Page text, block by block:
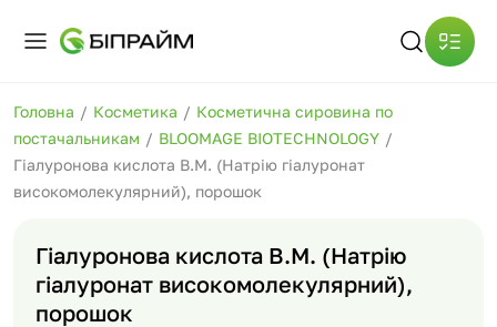
Головна / Косметика / Косметична сировина по
постачальникам / BLOOMAGE BIOTECHNOLOGY /
Гіалуронова кислота В.М. (Натрію гіалуронат
високомолекулярний), порошок
Гіалуронова кислота В.М. (Натрію
гіалуронат високомолекулярний),
порошок